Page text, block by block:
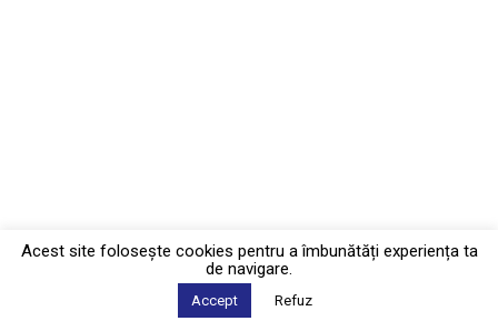
Acest site foloseşte cookies pentru a îmbunătăți experiența ta
de navigare.
Accept Refuz